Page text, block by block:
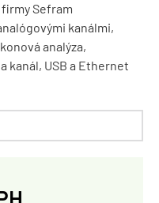
firmy Sefram
kanálmi,
analýza,
kanál, USB a Ethernet